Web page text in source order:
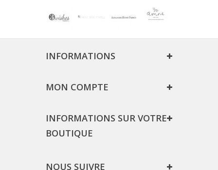
INFORMATIONS
MON COMPTE
INFORMATIONS SUR VOTRE
BOUTIQUE
NOUS SUIVRE